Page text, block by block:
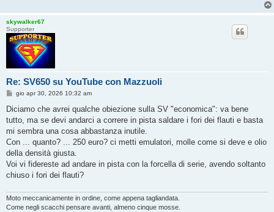
skywalker67
Supporter
Re: SV650 su YouTube con Mazzuoli
M
s
a
g
i
o
gio apr 30, 2026 10:32 am
Diciamo che avrei qualche obiezione sulla SV "economica": va bene
tutto, ma se devi andarci a correre in pista saldare i fori dei flauti e basta
mi sembra una cosa abbastanza inutile.
Con ... quanto? ... 250 euro? ci metti emulatori, molle come si deve e olio
della densità giusta.
Voi vi fidereste ad andare in pista con la forcella di serie, avendo soltanto
chiuso i fori dei flauti?
Moto meccanicamente in ordine, come appena tagliandata.
Come negli scacchi pensare avanti, almeno cinque mosse.